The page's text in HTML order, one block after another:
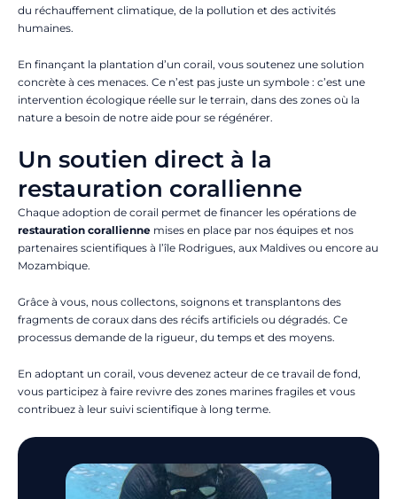
du réchauffement climatique, de la pollution et des activités
humaines.
En finançant la plantation d’un corail, vous soutenez une solution
concrète à ces menaces. Ce n’est pas juste un symbole : c’est une
intervention écologique réelle sur le terrain, dans des zones où la
nature a besoin de notre aide pour se régénérer.
Un soutien direct à la
restauration corallienne
Chaque adoption de corail permet de financer les opérations de
restauration corallienne mises en place par nos équipes et nos
partenaires scientifiques à l’île Rodrigues, aux Maldives ou encore au
Mozambique.
Grâce à vous, nous collectons, soignons et transplantons des
fragments de coraux dans des récifs artificiels ou dégradés. Ce
processus demande de la rigueur, du temps et des moyens.
En adoptant un corail, vous devenez acteur de ce travail de fond,
vous participez à faire revivre des zones marines fragiles et vous
contribuez à leur suivi scientifique à long terme.